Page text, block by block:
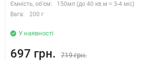
Ємність, об'єм:
150мл (до 40 кв.м ≈ 3-4 міс)
Вага:
200 г
У наявності
697 грн. 719 грн.